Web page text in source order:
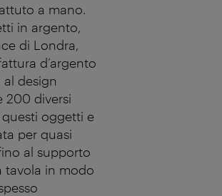
a mano.
in argento,
di Londra,
d’argento
design
200 diversi
oggetti e
per quasi
al supporto
tavola in modo